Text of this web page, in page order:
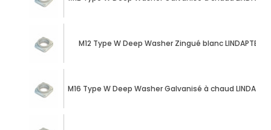
M12 Type W Deep Washer Zingué blanc LINDAPTER®
M16 Type W Deep Washer Galvanisé à chaud